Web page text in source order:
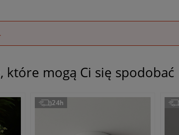
które mogą Ci się spodobać
24h